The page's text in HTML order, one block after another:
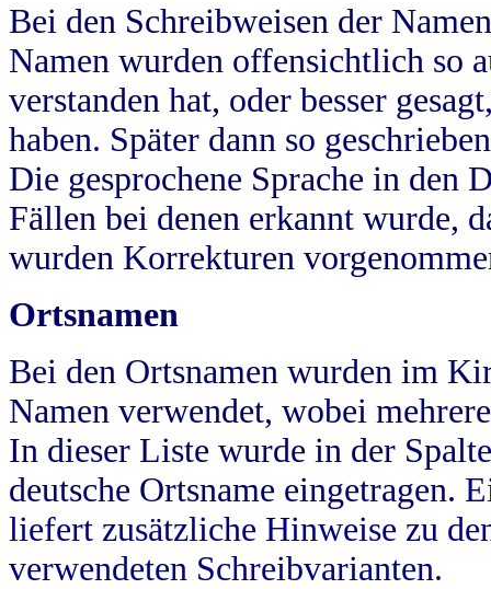
Bei den Schreibweisen der
Namen wurden offensichtlich so
verstanden hat, oder besser
haben. Später dann so
Die gesprochene Sprache in
Fällen bei denen erkannt wurde,
wurden Korrekturen
Ortsnamen
Bei den Ortsnamen wurden im
Namen verwendet, wobei
In dieser Liste wurde in der
deutsche Ortsname eingetragen.
liefert zusätzliche Hinweise zu
verwendeten Schreibvarianten.